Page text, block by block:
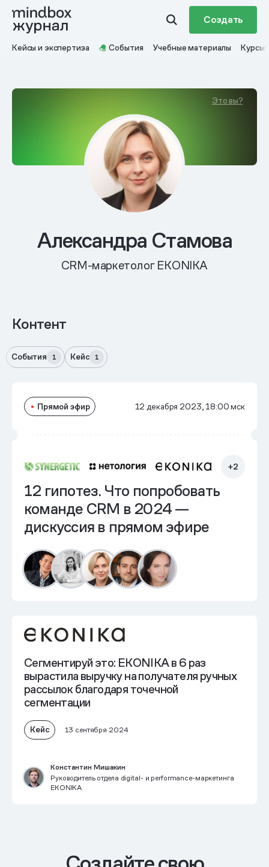
Создать
Кейсы и экспертиза События Учебные материалы Курсы
Это вы?
Александра Стамова
CRM-маркетолог EKONIKA
Контент
События 1 Кейс 1
Прямой эфир 12 декабря 2023, 18:00 мск
+2
12 гипотез. Что попробовать
команде CRM в 2024 —
дискуссия в прямом эфире
Сегментируй это: EKONIKAв 6 раз
вырастила выручку на получателя ручных
рассылок благодаря точечной
сегментации
Кейс 13 сентября 2024
Константин Мишакин
Руководитель отдела digital- и performance-маркетинга
EKONIKA